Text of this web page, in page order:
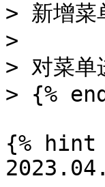
> 新增菜
>
> 对菜单
> {%
{% hint